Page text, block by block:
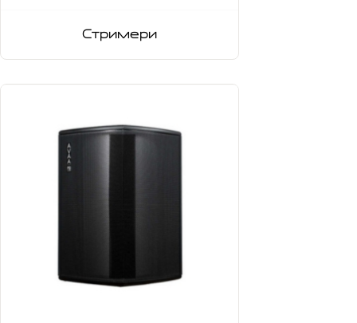
Стримери